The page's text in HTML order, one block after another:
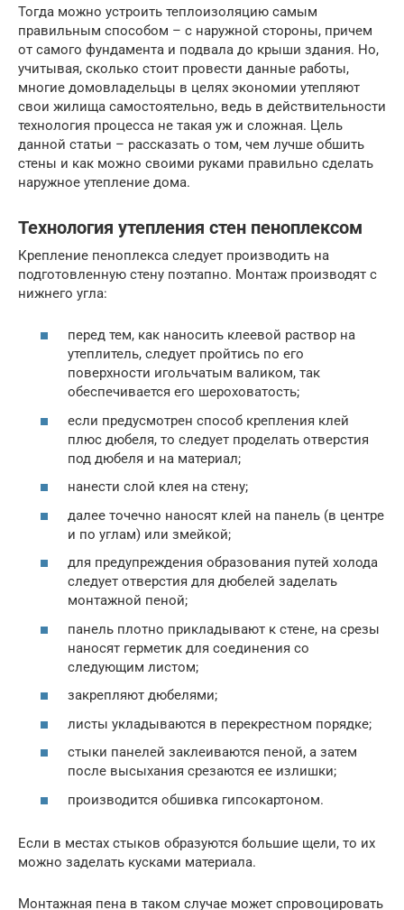
Тогда можно устроить теплоизоляцию самым
правильным способом – с наружной стороны, причем
от самого фундамента и подвала до крыши здания. Но,
учитывая, сколько стоит провести данные работы,
многие домовладельцы в целях экономии утепляют
свои жилища самостоятельно, ведь в действительности
технология процесса не такая уж и сложная. Цель
данной статьи – рассказать о том, чем лучше обшить
стены и как можно своими руками правильно сделать
наружное утепление дома.
Технология утепления стен пеноплексом
Крепление пеноплекса следует производить на
подготовленную стену поэтапно. Монтаж производят с
нижнего угла:
перед тем, как наносить клеевой раствор на
утеплитель, следует пройтись по его
поверхности игольчатым валиком, так
обеспечивается его шероховатость;
если предусмотрен способ крепления клей
плюс дюбеля, то следует проделать отверстия
под дюбеля и на материал;
нанести слой клея на стену;
далее точечно наносят клей на панель (в центре
и по углам) или змейкой;
для предупреждения образования путей холода
следует отверстия для дюбелей заделать
монтажной пеной;
панель плотно прикладывают к стене, на срезы
наносят герметик для соединения со
следующим листом;
закрепляют дюбелями;
листы укладываются в перекрестном порядке;
стыки панелей заклеиваются пеной, а затем
после высыхания срезаются ее излишки;
производится обшивка гипсокартоном.
Если в местах стыков образуются большие щели, то их
можно заделать кусками материала.
Монтажная пена в таком случае может спровоцировать